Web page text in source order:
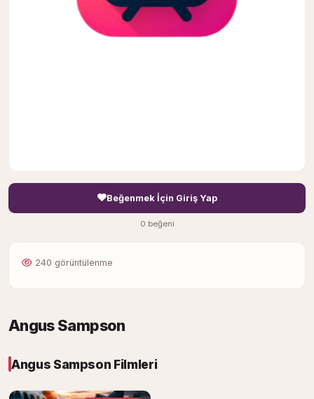
Beğenmek İçin Giriş Yap
0 beğeni
240 görüntülenme
Angus Sampson
Angus Sampson Filmleri